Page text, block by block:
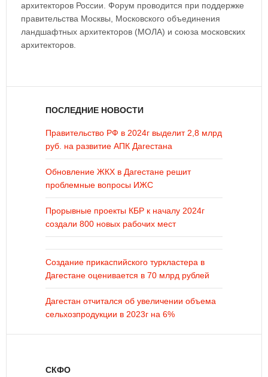
архитекторов России. Форум проводится при поддержке
правительства Москвы, Московского объединения
ландшафтных архитекторов (МОЛА) и союза московских
архитекторов.
ПОСЛЕДНИЕ НОВОСТИ
Правительство РФ в 2024г выделит 2,8 млрд
руб. на развитие АПК Дагестана
Обновление ЖКХ в Дагестане решит
проблемные вопросы ИЖС
Прорывные проекты КБР к началу 2024г
создали 800 новых рабочих мест
Создание прикаспийского туркластера в
Дагестане оценивается в 70 млрд рублей
Дагестан отчитался об увеличении объема
сельхозпродукции в 2023г на 6%
СКФО